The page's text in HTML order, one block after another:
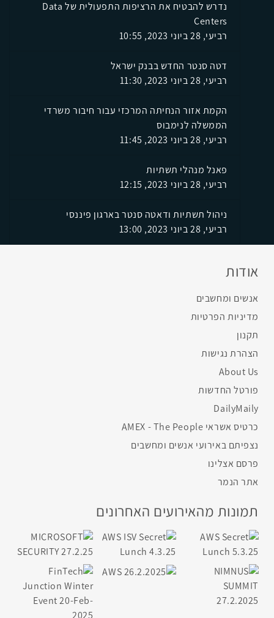
נדרש להבטיח את הרציפות התפעולית של Data
Centers
רביעי, 28 ביוני 2023, 10:55
דטה סנטר החדש בבנק ישראל
רביעי, 28 ביוני 2023, 11:30
הקמת אזור הנחיתה המרכזי עבור חיבור משרדי
הממשלה לנימבוס
רביעי, 28 ביוני 2023, 11:45
פאנל מנהלי תשתיות
רביעי, 28 ביוני 2023, 12:15
ניהול תשתיות ודאטה סנטר בארגון פיננסי
רביעי, 28 ביוני 2023, 13:00
אודות
אנשים ומחשבים
מדיניות הפרטיות
תקנון
הצהרת נגישות
About Us
פורטל החדשות
DailyMaily
כרטיס אשראי AMEX - The People
נצפיתם באירועי אנשים ומחשבים
פרסם אצלינו
אתר הנמר
תמונות מהאירועים האחרונים